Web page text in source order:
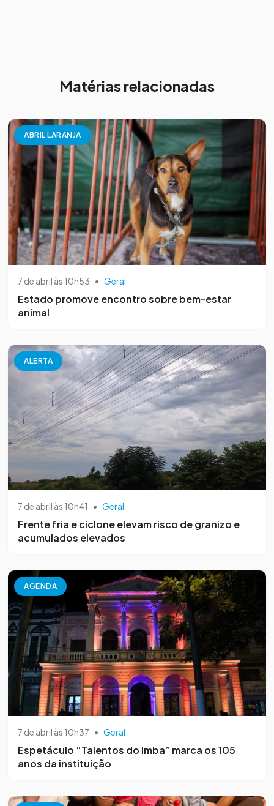
Matérias relacionadas
ABRIL LARANJA
7 de abril às 10h53 • Geral
Estado promove encontro sobre bem-estar
animal
ALERTA
7 de abril às 10h41 • Geral
Frente fria e ciclone elevam risco de granizo e
acumulados elevados
AGENDA
7 de abril às 10h37 • Geral
Espetáculo “Talentos do Imba” marca os 105
anos da instituição